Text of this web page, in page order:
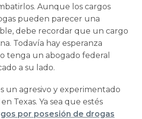
Aunque los cargos
pueden parecer una
debe recordar que un cargo
Todavía hay esperanza
tenga un abogado federal
a su lado.
un agresivo y experimentado
Texas. Ya sea que estés
por posesión de drogas